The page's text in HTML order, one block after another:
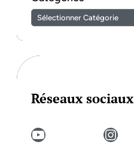
Réseaux sociaux
YouTube Instagram